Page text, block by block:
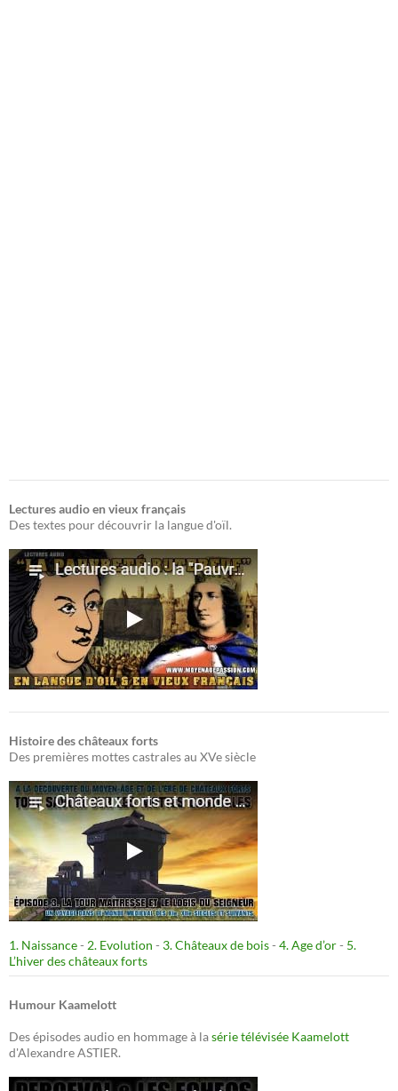
Lectures audio en vieux français
Des textes pour découvrir la langue d'oïl.
Histoire des châteaux forts
Des premières mottes castrales au XVe siècle
1. Naissance- 2. Evolution - 3. Châteaux de bois- 4. Age d’or- 5.
L’hiver des châteaux forts
Humour Kaamelott
Des épisodes audio en hommage à lasérie télévisée Kaamelott
d'Alexandre ASTIER.